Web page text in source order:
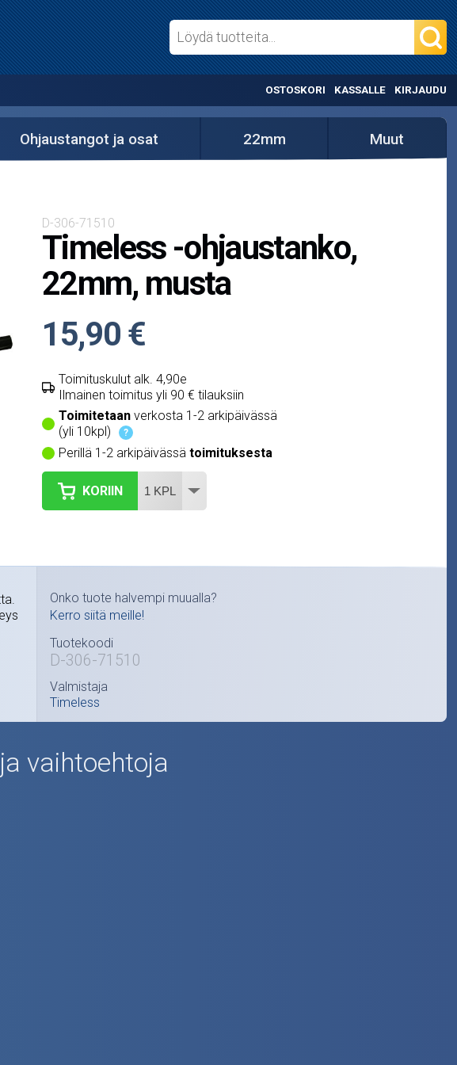
OSTOSKORI KASSALLE KIRJAUDU
Ohjaustangot ja osat 22mm Muut
D-306-71510
Timeless -ohjaustanko,
22mm, musta
15,90 €
Toimituskulut alk. 4,90e
Ilmainen toimitus yli 90 € tilauksiin
Toimitetaanverkosta 1-2 arkipäivässä
(yli 10kpl)
?
Perillä 1-2 arkipäivässä toimituksesta
KORIIN
Onko tuote halvempi muualla?
Kerro siitä meille!
Tuotekoodi
D-306-71510
Valmistaja
Timeless
vaihtoehtoja